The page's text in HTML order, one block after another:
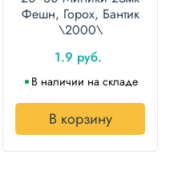
Фешн, Горох, Бантик
\2000\
1.9 руб.
В наличии на складе
В корзину